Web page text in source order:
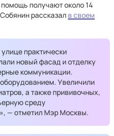
получают около 14
рассказал в своем
практически
новый фасад и отделку
коммуникации.
Увеличили
а также прививочных,
среду
— отметил Мэр Москвы.